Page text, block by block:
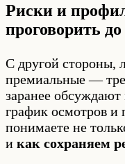
Риски и
проговорить
С другой
премиальные —
заранее
график осмотров и
понимаете не
и как сохраняем